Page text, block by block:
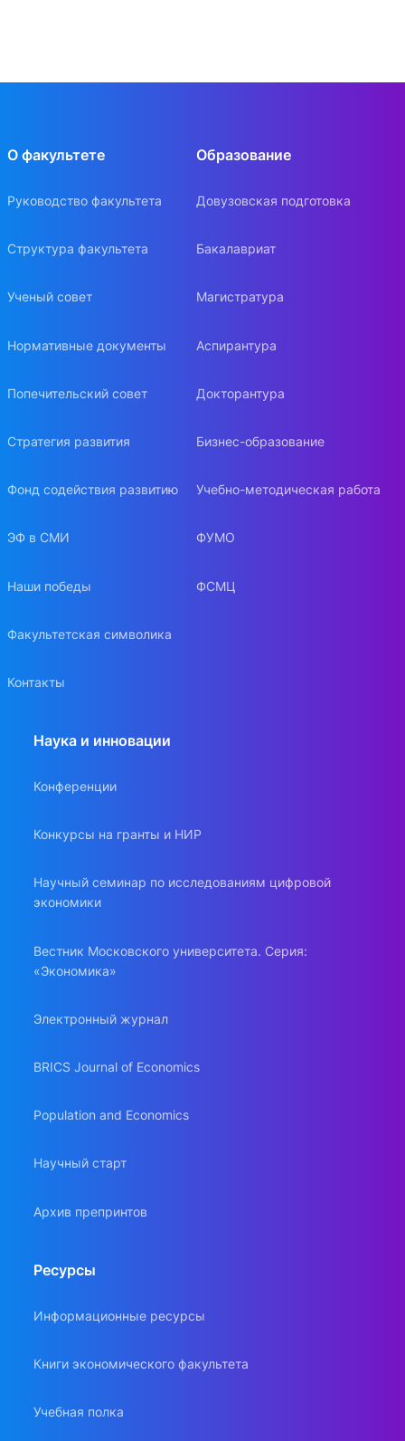
О факультете
Руководство факультета
Структура факультета
Ученый совет
Нормативные документы
Попечительский совет
Стратегия развития
Фонд содействия развитию
ЭФ в СМИ
Наши победы
Факультетская символика
Контакты
Образование
Довузовская подготовка
Бакалавриат
Магистратура
Аспирантура
Докторантура
Бизнес-образование
Учебно-методическая работа
ФУМО
ФСМЦ
Наука и инновации
Конференции
Конкурсы на гранты и НИР
Научный семинар по исследованиям цифровой
экономики
Вестник Московского университета. Серия:
«Экономика»
Электронный журнал
BRICS Journal of Economics
Population and Economics
Научный старт
Архив препринтов
Ресурсы
Информационные ресурсы
Книги экономического факультета
Учебная полка